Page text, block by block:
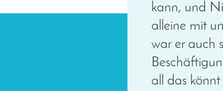
kann, und
alleine mit
war er auch
all das